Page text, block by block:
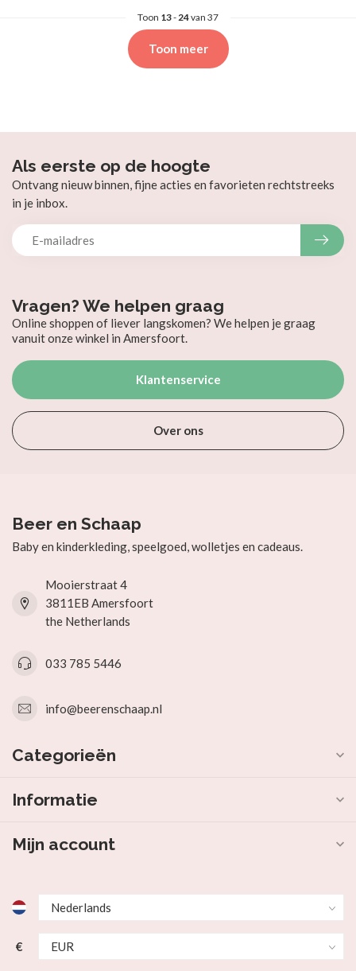
Toon 13-24van 37
Toon meer
Vragen? We helpen graag
Online shoppen of liever langskomen? We helpen je graag
vanuit onze winkel in Amersfoort.
Klantenservice
Over ons
Als eerste op de hoogte
Ontvang nieuw binnen, fijne acties en favorieten rechtstreeks
in je inbox.
Beer en Schaap
Baby en kinderkleding, speelgoed, wolletjes en cadeaus.
Mooierstraat 4
3811EB Amersfoort
the Netherlands
033 785 5446
info@beerenschaap.nl
Categorieën
Informatie
Mijn account
€